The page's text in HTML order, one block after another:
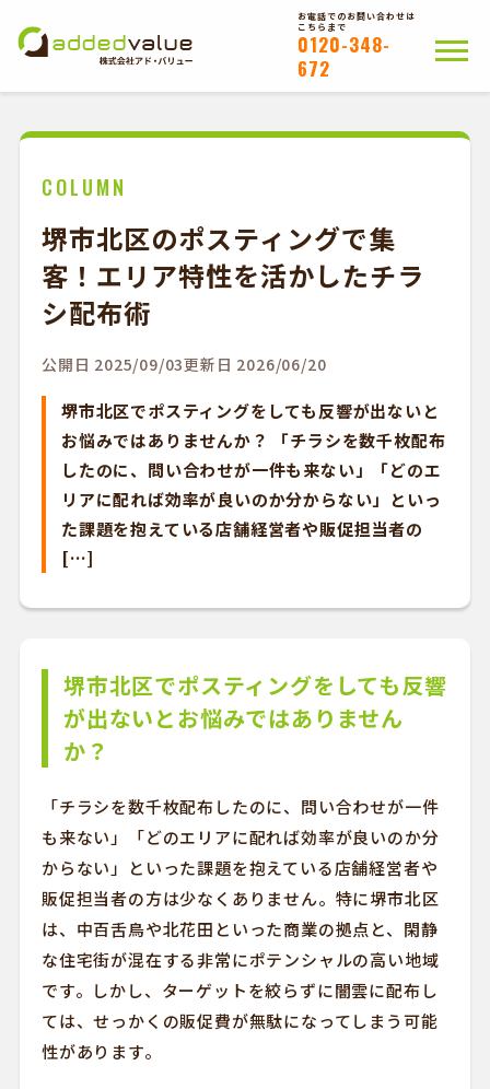
お電話でのお問い合わせは
こちらまで
0120-348-
672
お問い合わせ
かんたんWEB注文
COLUMN
堺市北区のポスティングで集
客！エリア特性を活かしたチラ
シ配布術
公開日 2025/09/03更新日 2026/06/20
堺市北区でポスティングをしても反響が出ないと
お悩みではありませんか？ 「チラシを数千枚配布
したのに、問い合わせが一件も来ない」「どのエ
リアに配れば効率が良いのか分からない」といっ
た課題を抱えている店舗経営者や販促担当者の
[…]
堺市北区でポスティングをしても反響
が出ないとお悩みではありません
か？
「チラシを数千枚配布したのに、問い合わせが一件
も来ない」「どのエリアに配れば効率が良いのか分
からない」といった課題を抱えている店舗経営者や
販促担当者の方は少なくありません。特に堺市北区
は、中百舌鳥や北花田といった商業の拠点と、閑静
な住宅街が混在する非常にポテンシャルの高い地域
です。しかし、ターゲットを絞らずに闇雲に配布し
ては、せっかくの販促費が無駄になってしまう可能
性があります。